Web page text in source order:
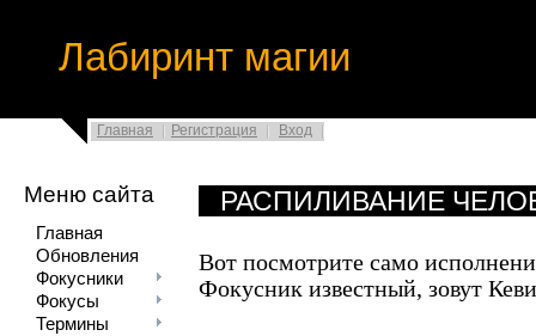
Лабиринт магии
Главная Регистрация Вход
Меню сайта
Главная
Обновления
Фокусники
Фокусы
Термины
РАСПИЛИВАНИЕ
Вот посмотрите само
Фокусник известный, зовут